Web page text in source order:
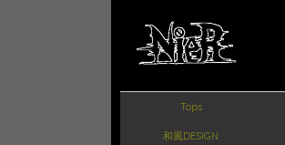
Tops
和風DESIGN